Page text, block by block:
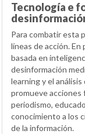
Tecnología e
Para combatir esta
líneas de acción. En
basada en
desinformación
learning y el
promueve acciones
periodismo,
conocimiento a los
de la información.